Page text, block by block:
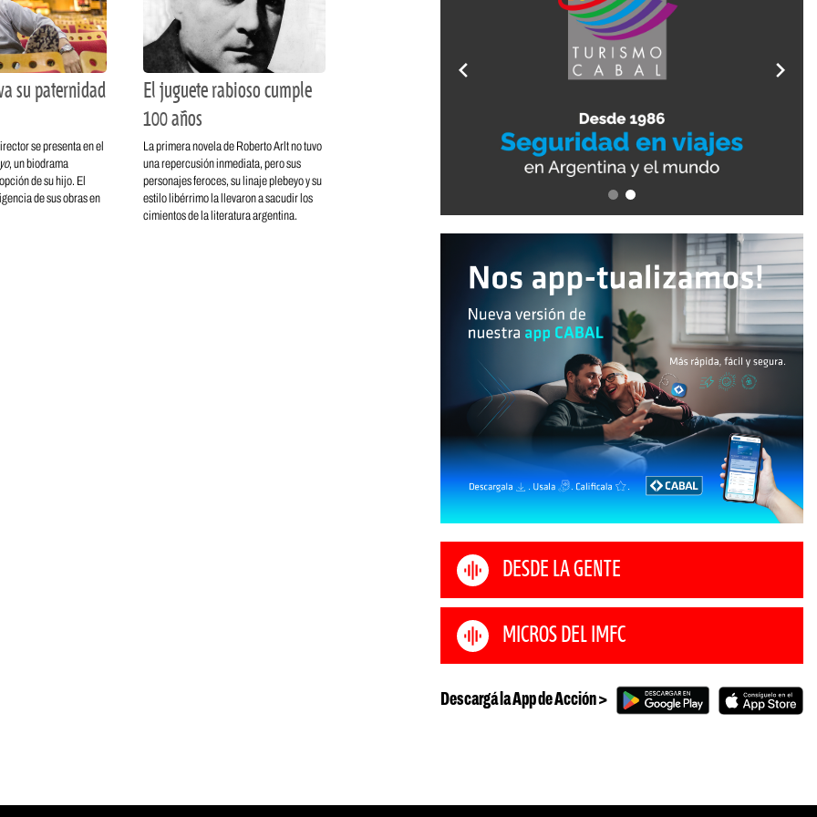
su paternidad
se presenta en el
, un biodrama
de su hijo. El
de sus obras en
El juguete rabioso cumple
100 años
La primera novela de Roberto Arlt no tuvo
una repercusión inmediata, pero sus
personajes feroces, su linaje plebeyo y su
estilo libérrimo la llevaron a sacudir los
cimientos de la literatura argentina.
DESDE LA GENTE
MICROS DEL IMFC
Descargá la App de Acción >